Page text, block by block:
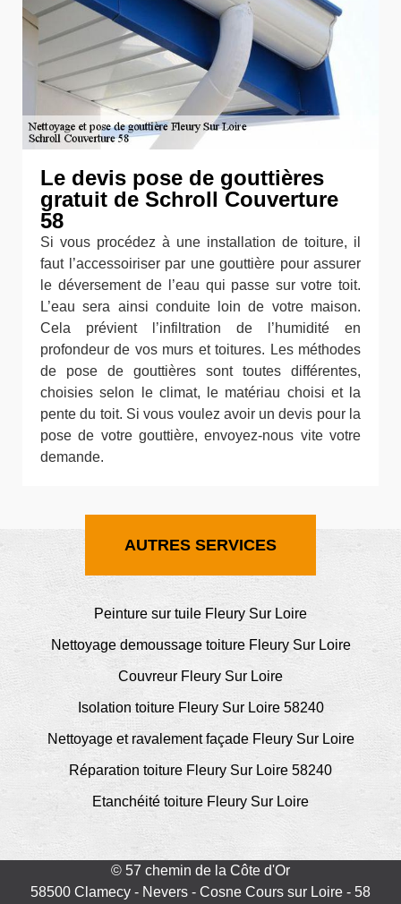
Le devis pose de gouttières
gratuit de Schroll Couverture
58
Si vous procédez à une installation de toiture, il
faut l’accessoiriser par une gouttière pour assurer
le déversement de l’eau qui passe sur votre toit.
L’eau sera ainsi conduite loin de votre maison.
Cela prévient l’infiltration de l’humidité en
profondeur de vos murs et toitures. Les méthodes
de pose de gouttières sont toutes différentes,
choisies selon le climat, le matériau choisi et la
pente du toit. Si vous voulez avoir un devis pour la
pose de votre gouttière, envoyez-nous vite votre
demande.
AUTRES SERVICES
Peinture sur tuile Fleury Sur Loire
Nettoyage demoussage toiture Fleury Sur Loire
Couvreur Fleury Sur Loire
Isolation toiture Fleury Sur Loire 58240
Nettoyage et ravalement façade Fleury Sur Loire
Réparation toiture Fleury Sur Loire 58240
Etanchéité toiture Fleury Sur Loire
© 57 chemin de la Côte d'Or
58500 Clamecy - Nevers - Cosne Cours sur Loire - 58